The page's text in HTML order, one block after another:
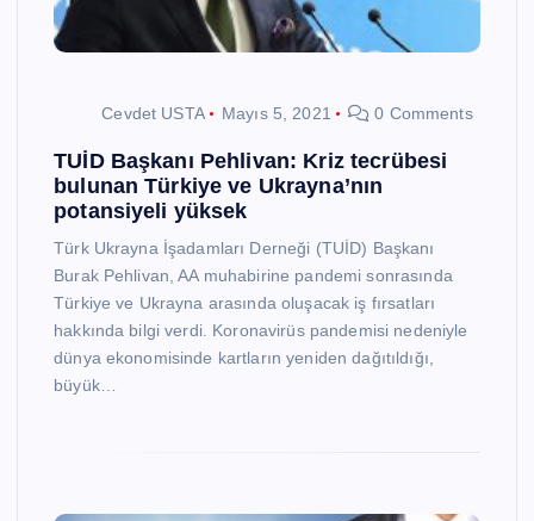
Cevdet USTA Mayıs 5, 2021 0 Comments
TUİD Başkanı Pehlivan: Kriz tecrübesi
bulunan Türkiye ve Ukrayna’nın
potansiyeli yüksek
Türk Ukrayna İşadamları Derneği (TUİD) Başkanı
Burak Pehlivan, AA muhabirine pandemi sonrasında
Türkiye ve Ukrayna arasında oluşacak iş fırsatları
hakkında bilgi verdi. Koronavirüs pandemisi nedeniyle
dünya ekonomisinde kartların yeniden dağıtıldığı,
büyük…